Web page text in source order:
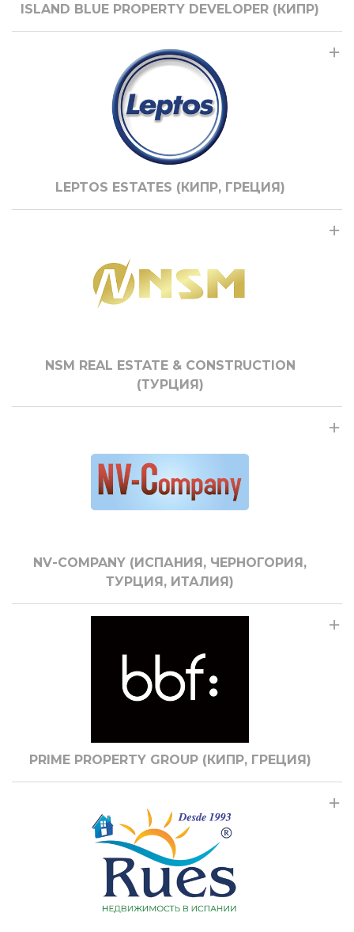
ISLAND BLUE PROPERTY DEVELOPER (КИПР)
LEPTOS ESTATES (КИПР, ГРЕЦИЯ)
NSM REAL ESTATE & CONSTRUCTION
(ТУРЦИЯ)
NV-COMPANY (ИСПАНИЯ, ЧЕРНОГОРИЯ,
ТУРЦИЯ, ИТАЛИЯ)
PRIME PROPERTY GROUP (КИПР, ГРЕЦИЯ)